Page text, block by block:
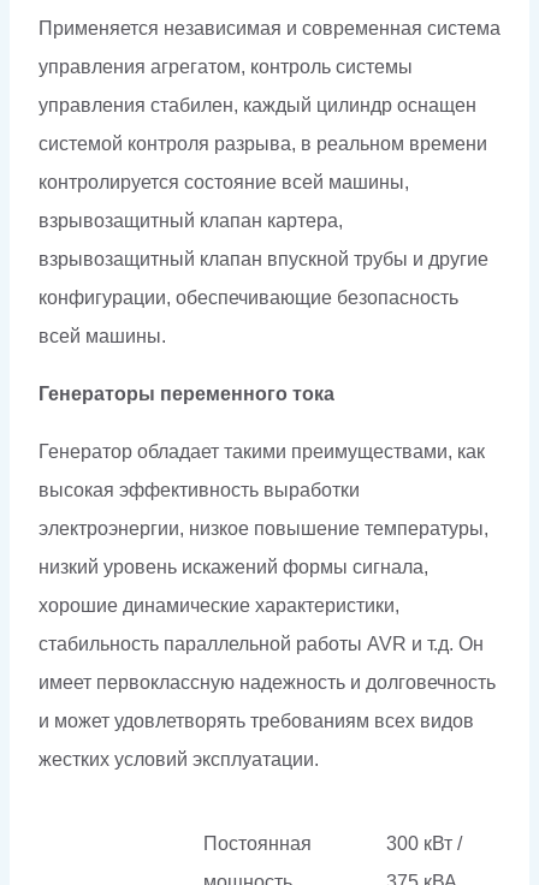
Применяется независимая и современная система
управления агрегатом, контроль системы
управления стабилен, каждый цилиндр оснащен
системой контроля разрыва, в реальном времени
контролируется состояние всей машины,
взрывозащитный клапан картера,
взрывозащитный клапан впускной трубы и другие
конфигурации, обеспечивающие безопасность
всей машины.
Генераторы переменного тока
Генератор обладает такими преимуществами, как
высокая эффективность выработки
электроэнергии, низкое повышение температуры,
низкий уровень искажений формы сигнала,
хорошие динамические характеристики,
стабильность параллельной работы AVR и т.д. Он
имеет первоклассную надежность и долговечность
и может удовлетворять требованиям всех видов
жестких условий эксплуатации.
Постоянная
300 кВт /